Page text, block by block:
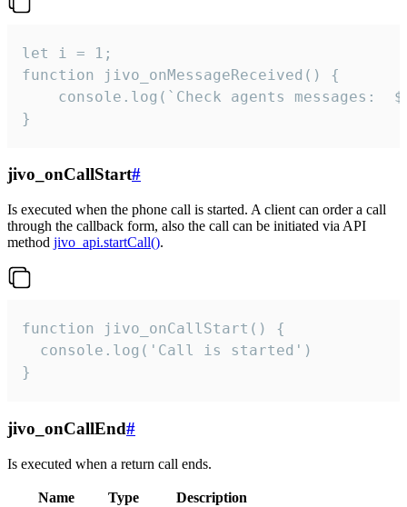
let i = 1;
function jivo_onMessageReceived() {
}
jivo_onCallStart#
Is executed when the phone call is started. A client can order a call
through the callback form, also the call can be initiated via API
method jivo_api.startCall().
function jivo_onCallStart() {
  console.log('Call is started')
}
jivo_onCallEnd#
Is executed when a return call ends.
Name Type
Description